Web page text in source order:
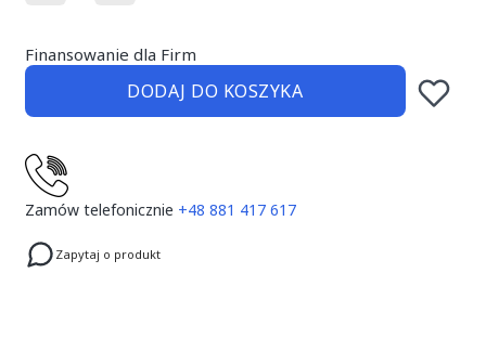
Finansowanie dla Firm
DODAJ DO KOSZYKA
Zamów telefonicznie +48 881 417 617
Zapytaj o produkt